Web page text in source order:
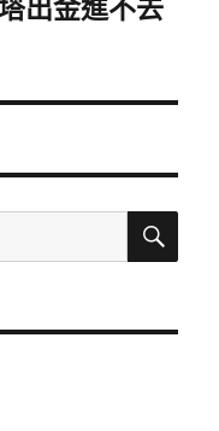
出金進不去
搜